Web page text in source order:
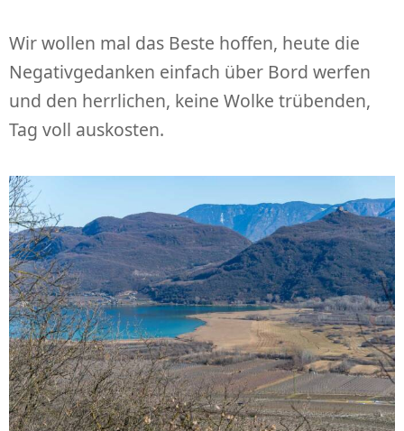
Wir wollen mal das Beste hoffen, heute die
Negativgedanken einfach über Bord werfen
und den herrlichen, keine Wolke trübenden,
Tag voll auskosten.